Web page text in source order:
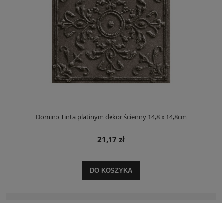
Domino Tinta platinym dekor ścienny 14,8 x 14,8cm
21,17 zł
DO KOSZYKA